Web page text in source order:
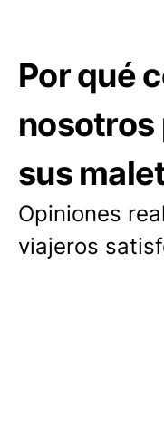
Por qué
nosotros
sus
Opiniones
viajeros